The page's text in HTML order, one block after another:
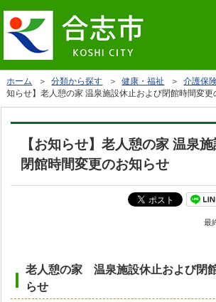
ホーム ＞分類から探す ＞健康・福祉 ＞介護保
知らせ】老人憩の家 温泉施設休止および閉館時間変更
【お知らせ】老人憩の家 温泉
閉館時間変更のお知らせ
最
老人憩の家 温泉施設休止および閉
らせ